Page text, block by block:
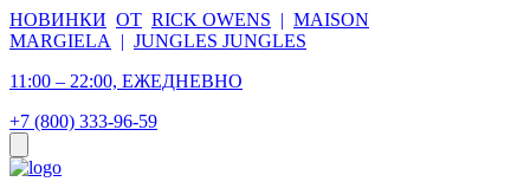
НОВИНКИ ОТ RICK OWENS | MAISON
MARGIELA
| JUNGLES JUNGLES
11:00 – 22:00, ЕЖЕДНЕВНО
+7 (800) 333-96-59